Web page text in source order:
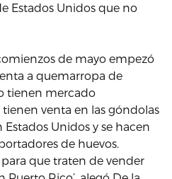
Estados Unidos que no
de mayo empezó
a quemarropa de
tienen mercado
venta en las góndolas
Unidos y se hacen
de huevos.
que traten de vender